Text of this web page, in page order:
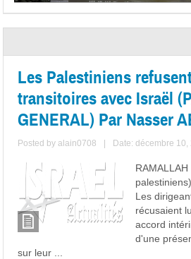
Les Palestiniens
transitoires avec Israël
GENERAL) Par Nasser
Posted byalain0708 Date: décembre 10,
Les
récusaient
accord
d'une
sur leur ...